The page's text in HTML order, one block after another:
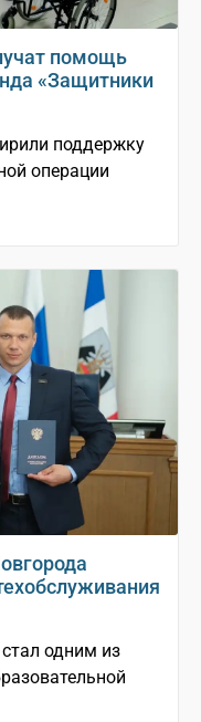
помощь
«Защитники
поддержку
операции
одним из